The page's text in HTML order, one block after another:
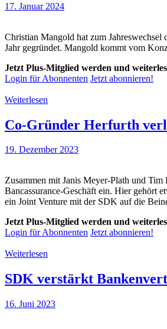
17. Januar 2024
Christian Mangold hat zum
Jahr gegründet. Mangold kommt vom
Jetzt Plus-Mitglied werden und
Login für Abonnenten Jetzt abonnieren!
Weiterlesen
Co-Gründer Herfurth
19. Dezember 2023
Zusammen mit Janis Meyer-Plath und
Bancassurance-Geschäft ein. Hier gehört
ein Joint Venture mit der SDK auf die
Jetzt Plus-Mitglied werden und
Login für Abonnenten Jetzt abonnieren!
Weiterlesen
SDK verstärkt
16. Juni 2023